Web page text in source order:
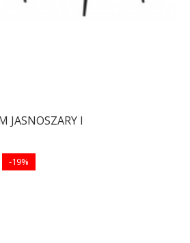
JASNOSZARY I
-19%